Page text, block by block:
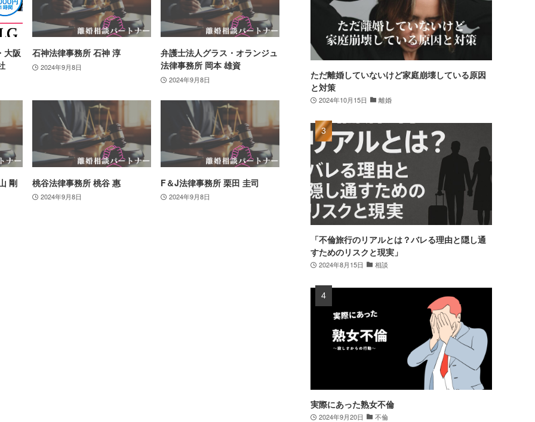
大阪
石神法律事務所 石神 淳
2024年9月8日
弁護士法人グラス・オランジュ
法律事務所 岡本 雄資
2024年9月8日
剛 桃谷法律事務所 桃谷 惠
2024年9月8日
F＆J法律事務所 栗田 圭司
2024年9月8日
ただ離婚していないけど家庭崩壊している原因
と対策
2024年10月15日 離婚
「不倫旅行のリアルとは？バレる理由と隠し通
すためのリスクと現実」
2024年8月15日 相談
実際にあった熟女不倫
2024年9月20日 不倫